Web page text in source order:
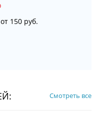
от 150 руб.
Смотреть все